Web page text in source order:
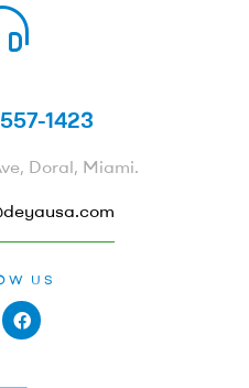
1423
Doral, Miami.
US